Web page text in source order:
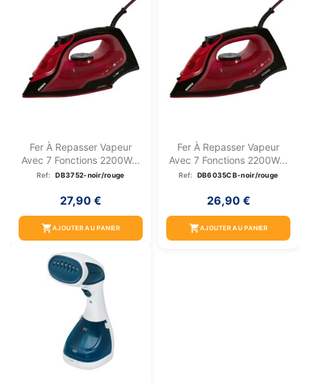
Fer À Repasser Vapeur
Avec 7 Fonctions 2200W...
Ref: DB3752-noir/rouge
27,90 €
shopping_cartAJOUTER AU PANIER
Fer À Repasser Vapeur
Avec 7 Fonctions 2200W...
Ref: DB6035CB-noir/rouge
26,90 €
shopping_cartAJOUTER AU PANIER